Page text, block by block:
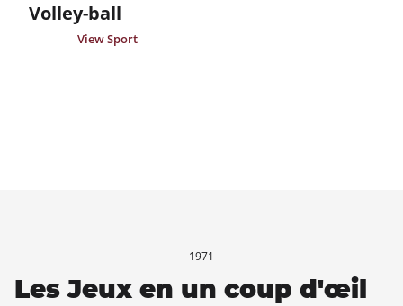
Volley-ball
View Sport
1971
Les Jeux en un coup d'œil